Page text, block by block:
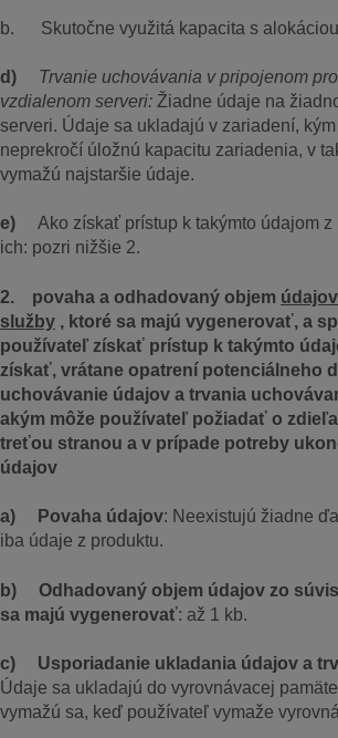
b. Skutočne využitá kapacita s alokáciou
d) Trvanie uchovávania v pripojenom
vzdialenom serveri: Žiadne údaje na
serveri. Údaje sa ukladajú v zariadení,
neprekročí úložnú kapacitu zariadenia, v
vymažú najstaršie údaje.
e) Ako získať prístup k takýmto údajom
ich: pozri nižšie 2.
2. povaha a odhadovaný objem
služby , ktoré sa majú vygenerovať, a
používateľ získať prístup k takýmto
získať, vrátane opatrení potenciálneho
uchovávanie údajov a trvania
akým môže používateľ požiadať o
treťou stranou a v prípade potreby
údajov
a) Povaha údajov: Neexistujú žiadne
iba údaje z produktu.
b) Odhadovaný objem údajov zo
sa majú vygenerovať: až 1 kb.
c) Usporiadanie ukladania údajov a
Údaje sa ukladajú do vyrovnávacej
vymažú sa, keď používateľ vymaže